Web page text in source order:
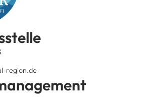
region.de